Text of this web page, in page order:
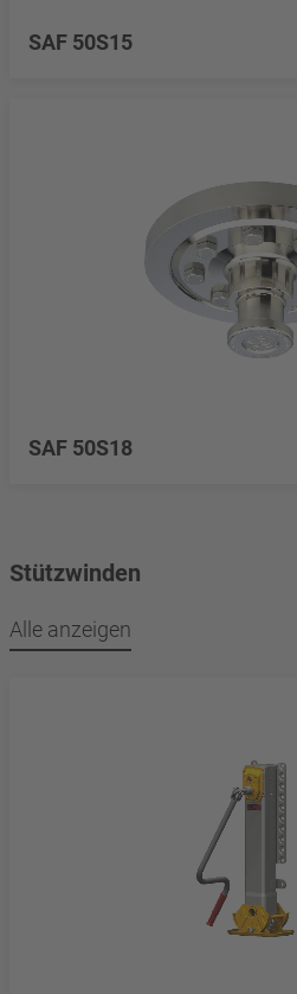
SAF 50S15
SAF 50S18
Stützwinden
Alle anzeigen